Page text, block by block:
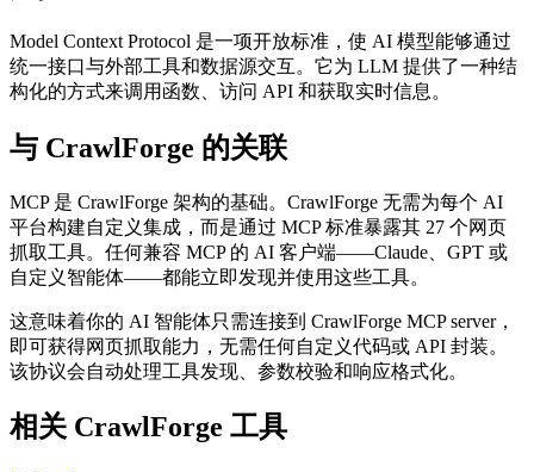
Model Context Protocol 是一项开放标准，使 AI 模型能够通过
统一接口与外部工具和数据源交互。它为 LLM 提供了一种结
构化的方式来调用函数、访问 API 和获取实时信息。
与 CrawlForge 的关联
MCP 是 CrawlForge 架构的基础。CrawlForge 无需为每个 AI
平台构建自定义集成，而是通过 MCP 标准暴露其 27 个网页
抓取工具。任何兼容 MCP 的 AI 客户端——Claude、GPT 或
自定义智能体——都能立即发现并使用这些工具。
这意味着你的 AI 智能体只需连接到 CrawlForge MCP server，
即可获得网页抓取能力，无需任何自定义代码或 API 封装。
该协议会自动处理工具发现、参数校验和响应格式化。
相关 CrawlForge 工具